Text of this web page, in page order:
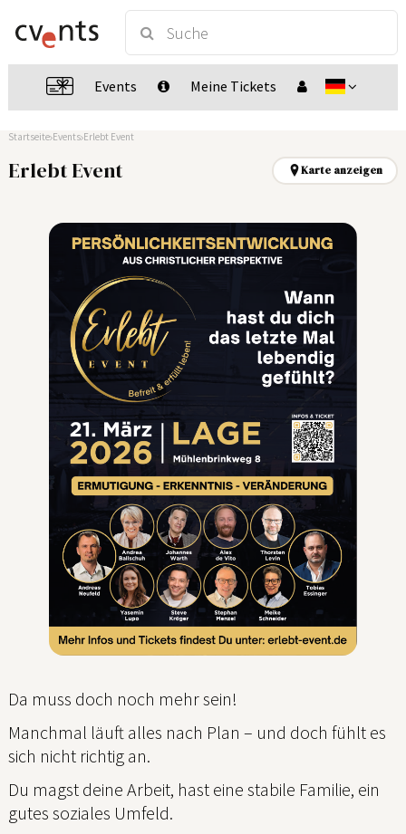
Events Meine Tickets
Startseite Events Erlebt Event
Erlebt Event Karte anzeigen
Da muss doch noch mehr sein!
Manchmal läuft alles nach Plan – und doch fühlt es
sich nicht richtig an.
Du magst deine Arbeit, hast eine stabile Familie, ein
gutes soziales Umfeld.